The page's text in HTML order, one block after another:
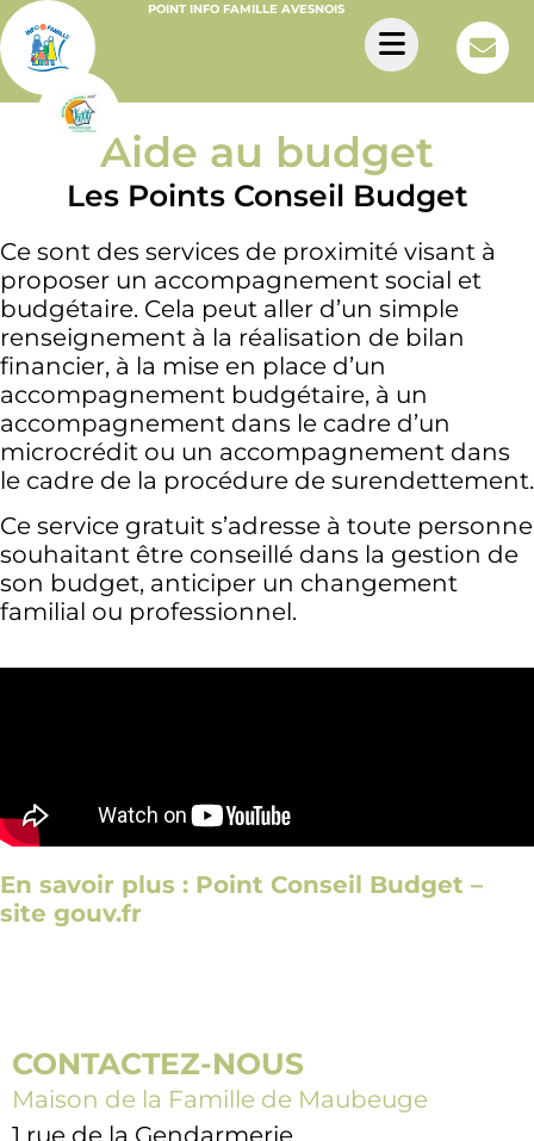
POINT INFO FAMILLE AVESNOIS
Aide au budget
Les Points Conseil Budget
Ce sont des services de proximité visant à
proposer un accompagnement social et
budgétaire. Cela peut aller d’un simple
renseignement à la réalisation de bilan
financier, à la mise en place d’un
accompagnement budgétaire, à un
accompagnement dans le cadre d’un
microcrédit ou un accompagnement dans
le cadre de la procédure de surendettement.
Ce service gratuit s’adresse à toute personne
souhaitant être conseillé dans la gestion de
son budget, anticiper un changement
familial ou professionnel.
En savoir plus : Point Conseil Budget –
site gouv.fr
CONTACTEZ-NOUS
Maison de la Famille de Maubeuge
1 rue de la Gendarmerie